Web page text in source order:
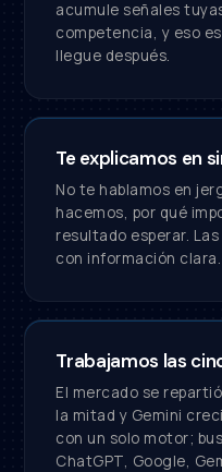
acumule señales
competencia, y eso
llegue después.
Te explicamos en
No te hablamos en
hacemos, por qué
resultado esperar.
con información clara.
Trabajamos las
El mercado se
la mitad y Gemini
con un solo motor;
ChatGPT, Google,